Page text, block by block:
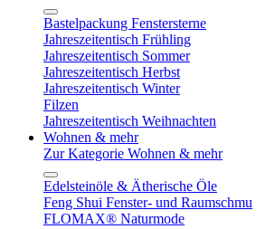
Bastelpackung Fenstersterne
Jahreszeitentisch Frühling
Jahreszeitentisch Sommer
Jahreszeitentisch Herbst
Jahreszeitentisch Winter
Filzen
Jahreszeitentisch Weihnachten
Wohnen & mehr
Zur Kategorie Wohnen & mehr
Edelsteinöle & Ätherische Öle
Feng Shui Fenster- und Raumschmu
FLOMAX® Naturmode